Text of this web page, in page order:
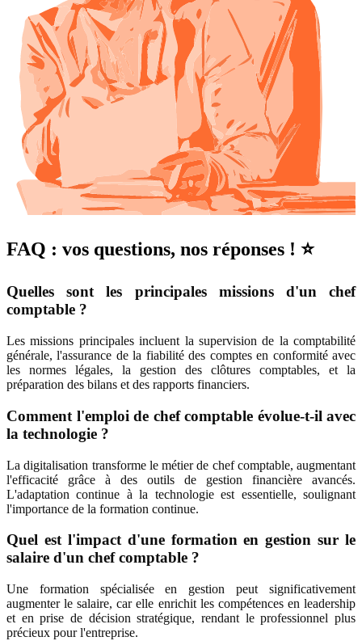
FAQ : vos questions, nos réponses ! ⭐
Quelles sont les principales missions d'un chef
comptable ?
Les missions principales incluent la supervision de la comptabilité
générale, l'assurance de la fiabilité des comptes en conformité avec
les normes légales, la gestion des clôtures comptables, et la
préparation des bilans et des rapports financiers.
Comment l'emploi de chef comptable évolue-t-il avec
la technologie ?
La digitalisation transforme le métier de chef comptable, augmentant
l'efficacité grâce à des outils de gestion financière avancés.
L'adaptation continue à la technologie est essentielle, soulignant
l'importance de la formation continue.
Quel est l'impact d'une formation en gestion sur le
salaire d'un chef comptable ?
Une formation spécialisée en gestion peut significativement
augmenter le salaire, car elle enrichit les compétences en leadership
et en prise de décision stratégique, rendant le professionnel plus
précieux pour l'entreprise.